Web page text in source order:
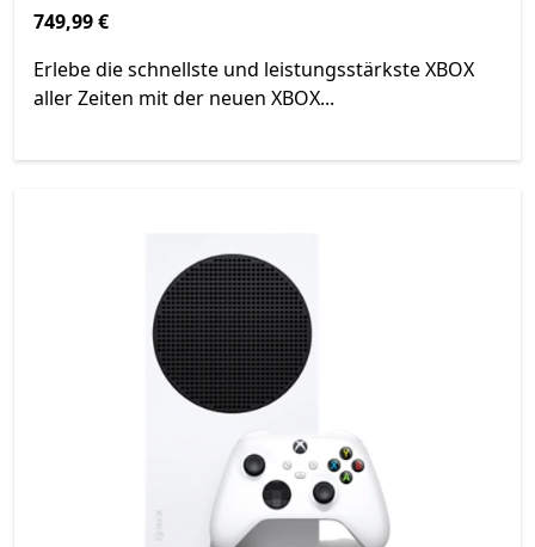
749,99 €
749,99 €
Erlebe die schnellste und leistungsstärkste XBOX
aller Zeiten mit der neuen XBOX...